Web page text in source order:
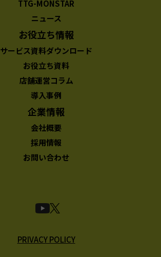
TTG-MONSTAR
ニュース
お役立ち情報
サービス資料ダウンロード
お役立ち資料
店舗運営コラム
導入事例
企業情報
会社概要
採用情報
お問い合わせ
PRIVACY POLICY